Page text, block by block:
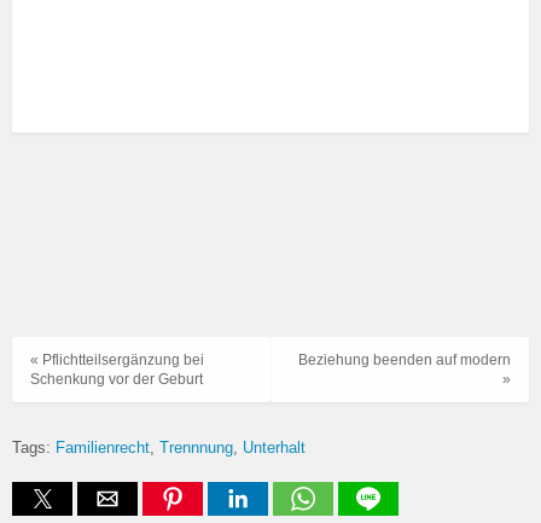
Beziehung beenden auf modern
»
« Pflichtteilsergänzung bei
Schenkung vor der Geburt
Tags: Familienrecht Trennnung Unterhalt